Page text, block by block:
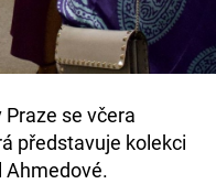
se včera
představuje kolekci
Ahmedové.